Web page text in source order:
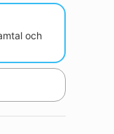
och